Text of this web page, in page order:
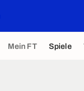
Mein FT Spiele